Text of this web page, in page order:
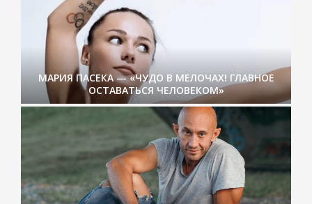
МАРИЯ ПАСЕКА — «ЧУДО В МЕЛОЧАХ! ГЛАВНОЕ
ОСТАВАТЬСЯ ЧЕЛОВЕКОМ»